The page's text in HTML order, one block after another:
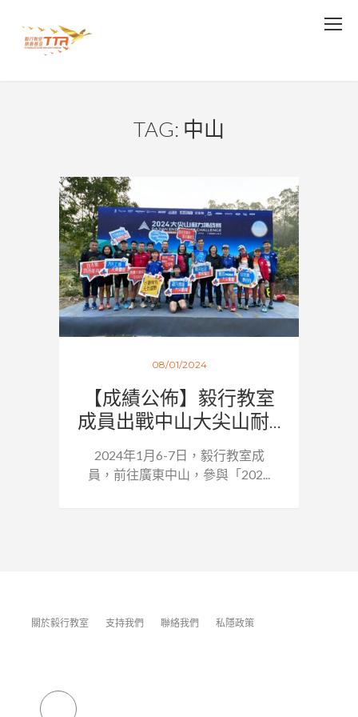
TAG: 中山
08/01/2024
【成績公佈】毅行教室
成員出戰中山大尖山耐...
2024年1月6-7日，毅行教室成
員，前往廣東中山，參與「202...
關於毅行教室 支持我們 聯絡我們 私隱政策